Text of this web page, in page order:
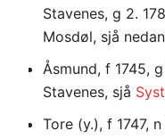
Stavenes, g 2.
Mosdøl, sjå
Åsmund, f 1745,
Stavenes, sjå
Tore (y.), f 1747,